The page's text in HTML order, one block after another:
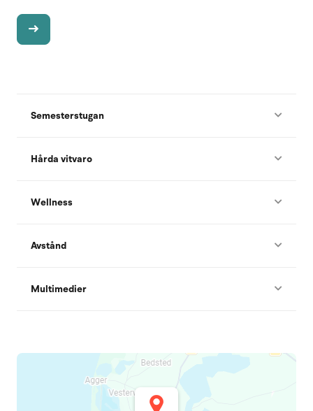
Semesterstugan
Hårda vitvaro
Wellness
Avstånd
Multimedier